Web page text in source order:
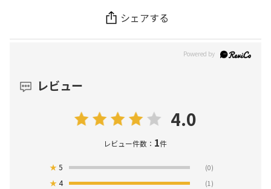
シェアする
レビュー
4.0
レビュー件数： 1件
★5 (0)
★4 (1)